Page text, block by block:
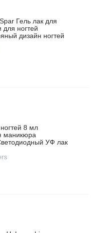
Гель лак для
для ногтей
дизайн ногтей
лак базовое
8 мл
маникюра
УФ лак
для ногтей| |